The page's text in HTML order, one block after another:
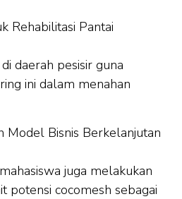
Rehabilitasi Pantai
daerah pesisir guna
ini dalam menahan
Model Bisnis Berkelanjutan
juga melakukan
potensi cocomesh sebagai